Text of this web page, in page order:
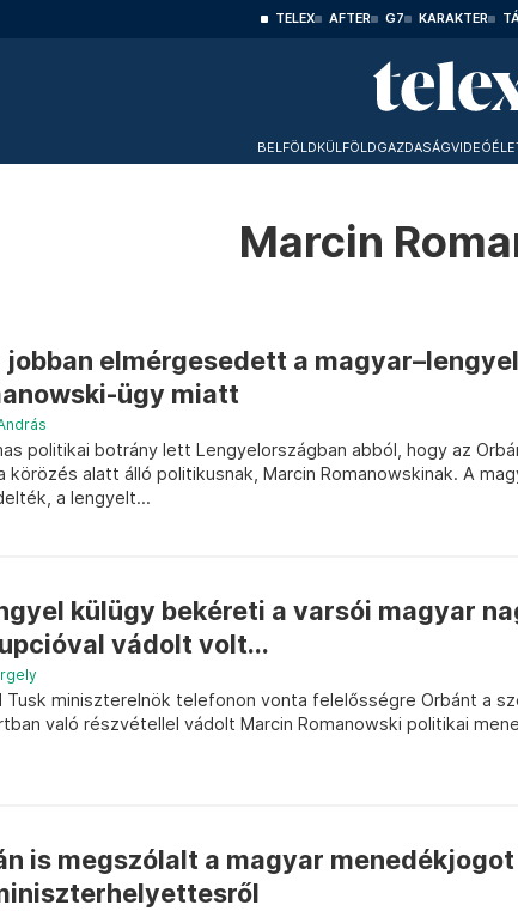
TELEX AFTER G7 KARAKTER
BELFÖLDKÜLFÖLDGAZDASÁGVIDEÓ
Marcin
jobban elmérgesedett a
ügy miatt
politikai botrány lett Lengyelországban abból, hogy az
körözés alatt álló politikusnak, Marcin Romanowskinak. A
a lengyelt...
külügy bekéreti a varsói magyar
vádolt volt...
Tusk miniszterelnök telefonon vonta felelősségre Orbánt a
való részvétellel vádolt Marcin Romanowski politikai
is megszólalt a magyar